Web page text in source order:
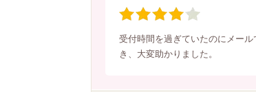
受付時間を過ぎていたのにメー
き、大変助かりました。